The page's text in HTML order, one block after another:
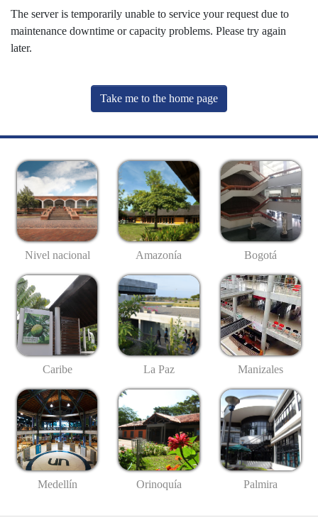
The server is temporarily unable to service your request due to
maintenance downtime or capacity problems. Please try again
later.
Take me to the home page
Nivel nacional Amazonía Bogotá
Caribe La Paz Manizales
Medellín Orinoquía Palmira